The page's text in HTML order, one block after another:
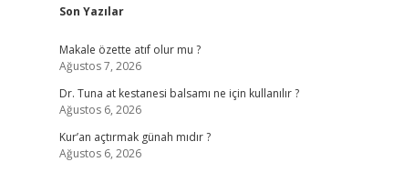
Sidebar
Son Yazılar
Makale özette atıf olur mu ?
Ağustos 7, 2026
Dr. Tuna at kestanesi balsamı ne için kullanılır ?
Ağustos 6, 2026
Kur’an açtırmak günah mıdır ?
Ağustos 6, 2026